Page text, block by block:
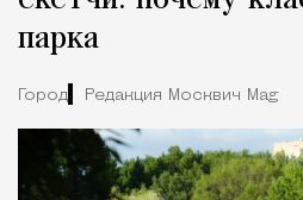
парка
Город Редакция Москвич Mag